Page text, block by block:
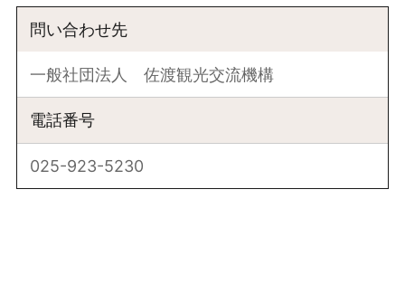
問い合わせ先
一般社団法人 佐渡観光交流機構
電話番号
025-923-5230